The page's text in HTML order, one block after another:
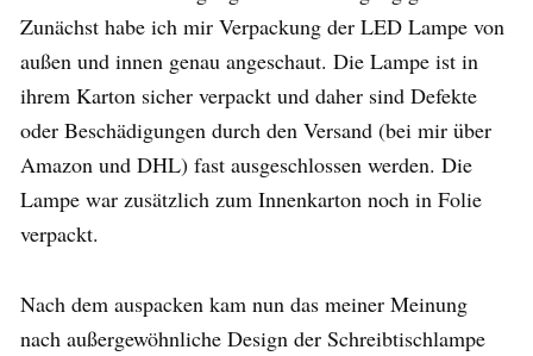
Zunächst habe ich mir Verpackung der LED Lampe von
außen und innen genau angeschaut. Die Lampe ist in
ihrem Karton sicher verpackt und daher sind Defekte
oder Beschädigungen durch den Versand (bei mir über
Amazon und DHL) fast ausgeschlossen werden. Die
Lampe war zusätzlich zum Innenkarton noch in Folie
verpackt.
Nach dem auspacken kam nun das meiner Meinung
nach außergewöhnliche Design der Schreibtischlampe